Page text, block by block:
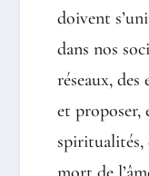
doivent
dans nos
réseaux,
et proposer,
spiritualités,